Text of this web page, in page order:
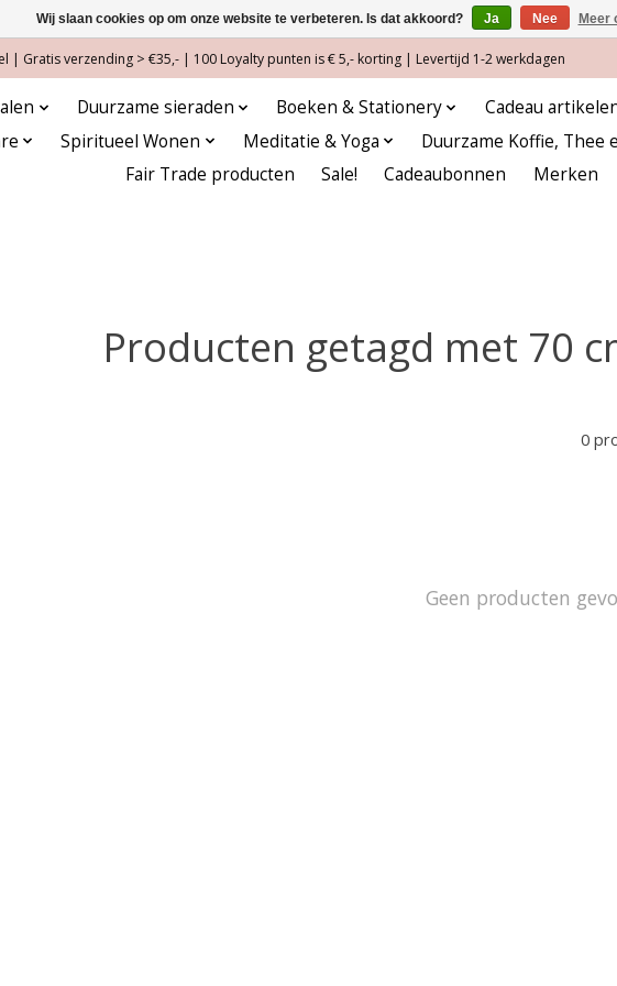
| Gratis verzending > €35,- | 100 Loyalty punten is € 5,- korting | Levertijd 1-2 werkdagen
Duurzame sieraden Boeken & Stationery Cadeau
Spiritueel Wonen Meditatie & Yoga Duurzame Koffie, Thee
Fair Trade producten
Sale! Cadeaubonnen Merken
Producten getagd met 70
0
Geen producten
Wij slaan cookies op om onze website te verbeteren. Is dat akkoord? Ja Nee Meer